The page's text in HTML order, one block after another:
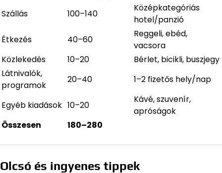
Szállás 100–140
Középkategóriás
hotel/panzió
Étkezés
40–60
Reggeli, ebéd,
vacsora
Közlekedés
10–20
Bérlet, bicikli, buszjegy
Látnivalók,
programok
20–40 1–2 fizetős hely/nap
Egyéb kiadások 10–20
Kávé, szuvenír,
apróságok
Összesen
180–280
Olcsó és ingyenes tippek